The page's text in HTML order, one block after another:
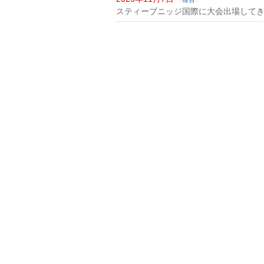
スティーブニッジ国際に大会出場して